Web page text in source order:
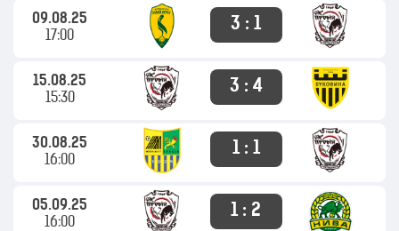
09.08.25
17:00
3 : 1
15.08.25
15:30
3 : 4
30.08.25
16:00
1 : 1
05.09.25
16:00
1 : 2